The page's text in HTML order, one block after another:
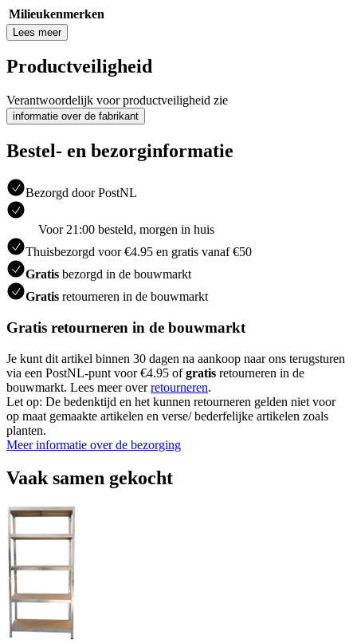
Milieukenmerken
Lees meer
Productveiligheid
Verantwoordelijk voor productveiligheid zie
informatie over de fabrikant
Bestel- en bezorginformatie
Bezorgd door PostNL
Voor 21:00 besteld, morgen in huis
Thuisbezorgd voor €4.95 en gratis vanaf €50
Gratis bezorgd in de bouwmarkt
Gratis retourneren in de bouwmarkt
Gratis retourneren in de bouwmarkt
Je kunt dit artikel binnen 30 dagen na aankoop naar ons terugsturen
via een PostNL-punt voor €4.95 ofgratis retourneren in de
bouwmarkt. Lees meer overretourneren.
Let op: De bedenktijd en het kunnen retourneren gelden niet voor
op maat gemaakte artikelen en verse/ bederfelijke artikelen zoals
planten.
Meer informatie over de bezorging
Vaak samen gekocht